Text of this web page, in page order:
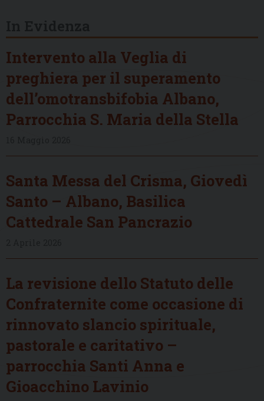
Intervento alla Veglia di
preghiera per il superamento
dell’omotransbifobia Albano,
Parrocchia S. Maria della Stella
Santa Messa del Crisma, Giovedì
Santo – Albano, Basilica
Cattedrale San Pancrazio
La revisione dello Statuto delle
Confraternite come occasione di
rinnovato slancio spirituale,
pastorale e caritativo –
parrocchia Santi Anna e
Gioacchino Lavinio